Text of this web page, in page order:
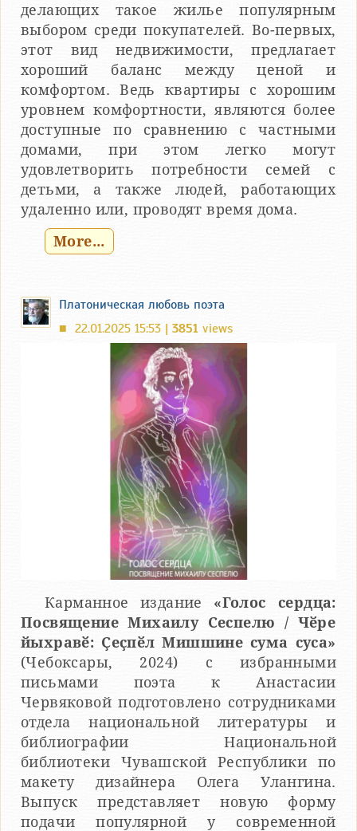
делающих такое жилье популярным
выбором среди покупателей. Во-первых,
этот вид недвижимости, предлагает
хороший баланс между ценой и
комфортом. Ведь квартиры с хорошим
уровнем комфортности, являются более
доступные по сравнению с частными
домами, при этом легко могут
удовлетворить потребности семей с
детьми, а также людей, работающих
удаленно или, проводят время дома.
More...
Платоническая любовь поэта
■ 22.01.2025 15:53 | 3851 views
Карманное издание «Голос сердца:
Посвящение Михаилу Сеспелю / Чӗре
йыхравӗ: Ҫеҫпӗл Мишшине сума суса»
(Чебоксары, 2024) с избранными
письмами поэта к Анастасии
Червяковой подготовлено сотрудниками
отдела национальной литературы и
библиографии Национальной
библиотеки Чувашской Республики по
макету дизайнера Олега Улангина.
Выпуск представляет новую форму
подачи популярной у современной